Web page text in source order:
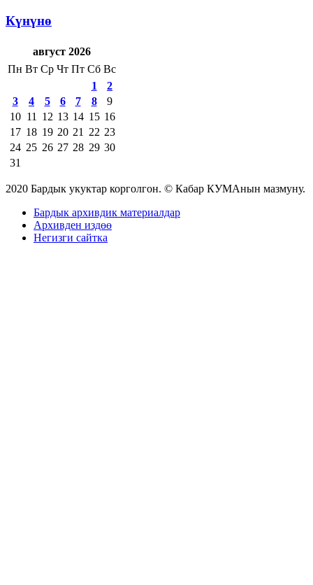
Күнүнө
август 2026
Пн Вт Ср Чт Пт Сб Вс
1
2
3
4 5 6 7 8
9
10 11 12 13 14 15 16
17 18 19 20 21 22 23
24 25 26 27 28 29 30
31
2020 Бардык укуктар корголгон. © Кабар КУМАнын мазмуну.
Бардык архивдик материалдар
Архивден издөө
Негизги сайтка